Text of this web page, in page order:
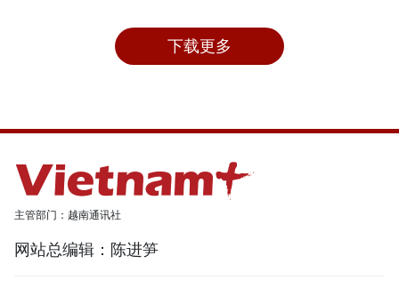
下载更多
主管部门：越南通讯社
网站总编辑：陈进笋